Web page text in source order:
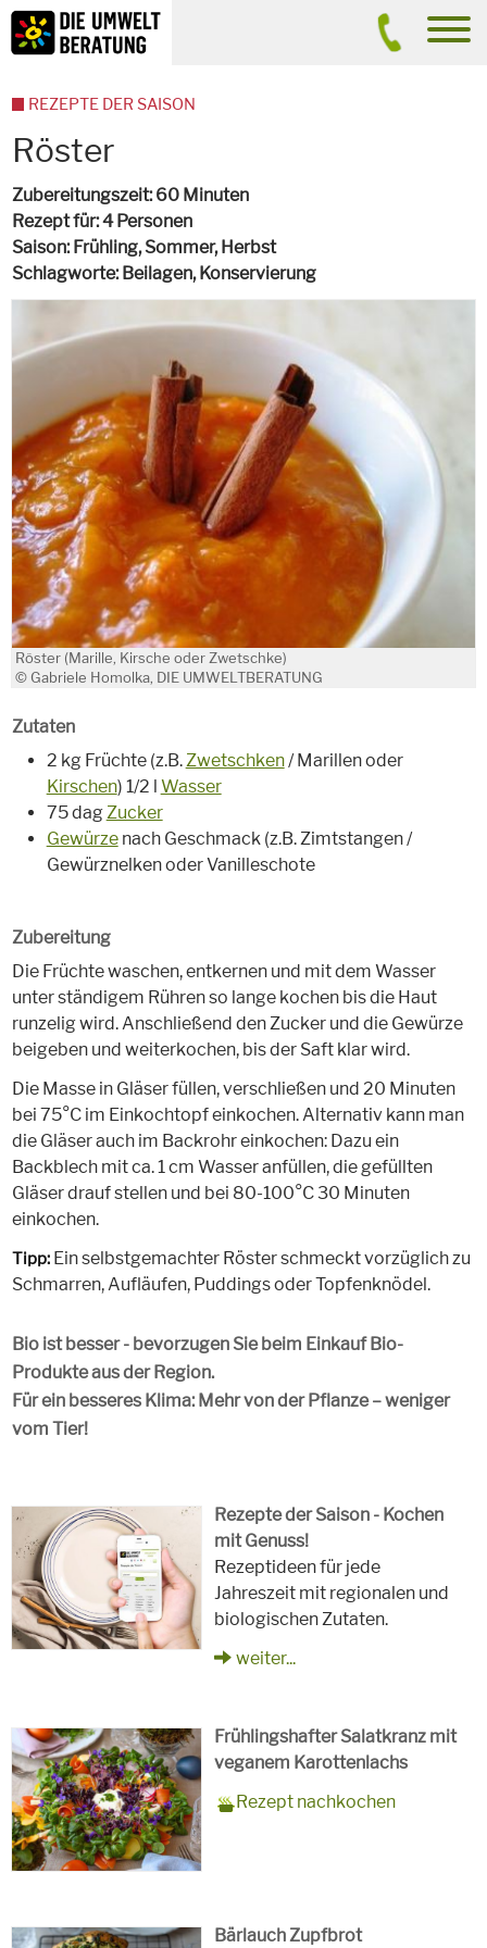
Inhalt
Suche
Röster
Zubereitungszeit 60 Minuten
Rezept für 4 Personen
Saison Frühling, Sommer, Herbst
Schlagworte Beilagen, Konservierung
Röster (Marille, Kirsche oder Zwetschke)
© Gabriele Homolka, DIE UMWELTBERATUNG
Zutaten
2 kg Früchte (z.B.Zwetschken/ Marillen oder
Kirschen) 1/2 l Wasser
75 dagZucker
Gewürzenach Geschmack (z.B. Zimtstangen /
Gewürznelken oder Vanilleschote
Zubereitung
Die Früchte waschen, entkernen und mit dem Wasser
unter ständigem Rühren so lange kochen bis die Haut
runzelig wird. Anschließend den Zucker und die Gewürze
beigeben und weiterkochen, bis der Saft klar wird.
Die Masse in Gläser füllen, verschließen und 20 Minuten
bei 75°C im Einkochtopf einkochen. Alternativ kann man
die Gläser auch im Backrohr einkochen: Dazu ein
Backblech mit ca. 1 cm Wasser anfüllen, die gefüllten
Gläser drauf stellen und bei 80-100°C 30 Minuten
einkochen.
Tipp:Ein selbstgemachter Röster schmeckt vorzüglich zu
Schmarren, Aufläufen, Puddings oder Topfenknödel.
Bio ist besser - bevorzugen Sie beim Einkauf Bio-
Produkte aus der Region.
Für ein besseres Klima: Mehr von der Pflanze – weniger
vom Tier!
Rezepte der Saison - Kochen
mit Genuss!
Rezeptideen für jede
Jahreszeit mit regionalen und
biologischen Zutaten.
weiter...
Frühlingshafter Salatkranz mit
veganem Karottenlachs
für
Schlagworte
Beilagen, Hauptspeisen, Jause,
Rezept nachkochen
Bärlauch Zupfbrot
REZEPTE DER SAISON